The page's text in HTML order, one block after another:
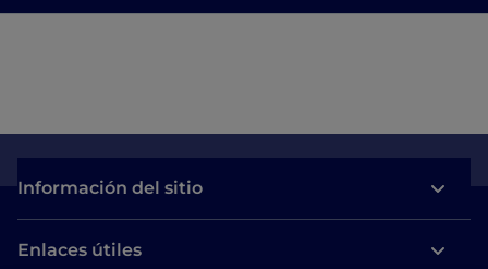
Información del sitio
Enlaces útiles